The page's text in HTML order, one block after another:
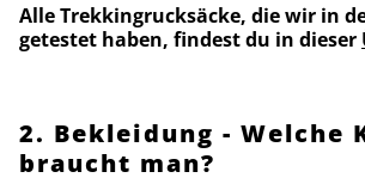
Alle Trekkingrucksäcke, die wir in
getestet haben, findest du in dieser
2. Bekleidung - Welche
braucht man?